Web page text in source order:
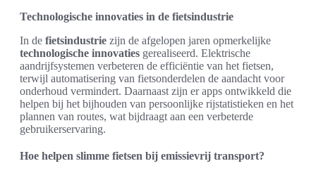
Technologische innovaties in de fietsindustrie
In de fietsindustrie zijn de afgelopen jaren opmerkelijke
technologische innovaties gerealiseerd. Elektrische
aandrijfsystemen verbeteren de efficiëntie van het fietsen,
terwijl automatisering van fietsonderdelen de aandacht voor
onderhoud vermindert. Daarnaast zijn er apps ontwikkeld die
helpen bij het bijhouden van persoonlijke rijstatistieken en het
plannen van routes, wat bijdraagt aan een verbeterde
gebruikerservaring.
Hoe helpen slimme fietsen bij emissievrij transport?